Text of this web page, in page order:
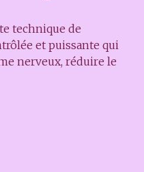
technique de
et puissante qui
nerveux, réduire le